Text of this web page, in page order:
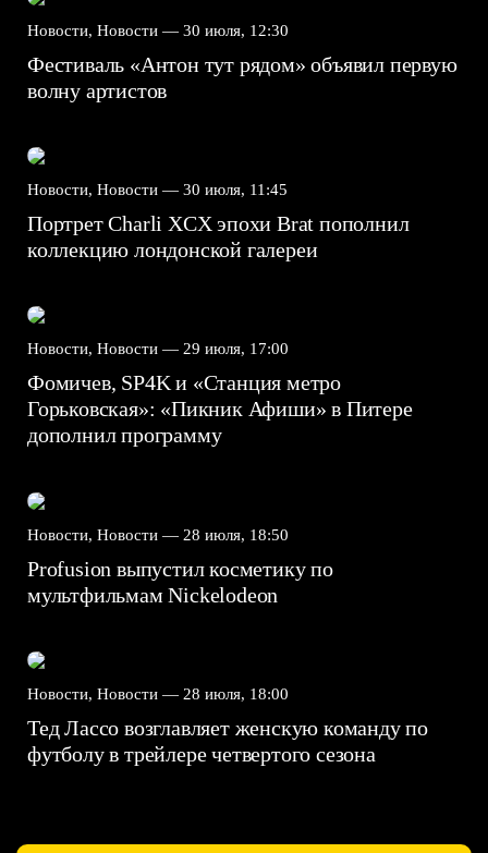
Новости, Новости — 30 июля, 12:30
Фестиваль «Антон тут рядом» объявил первую
волну артистов
Новости, Новости — 30 июля, 11:45
Портрет Charli XCX эпохи Brat пополнил
коллекцию лондонской галереи
Новости, Новости — 29 июля, 17:00
Фомичев, SP4K и «Станция метро
Горьковская»: «Пикник Афиши» в Питере
дополнил программу
Новости, Новости — 28 июля, 18:50
Profusion выпустил косметику по
мультфильмам Nickelodeon
Новости, Новости — 28 июля, 18:00
Тед Лассо возглавляет женскую команду по
футболу в трейлере четвертого сезона